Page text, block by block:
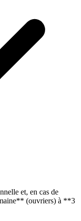
et, en cas de
(ouvriers) à **3